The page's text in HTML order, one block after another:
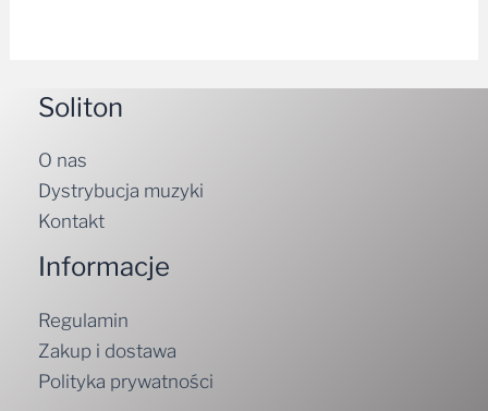
Soliton
O nas
Dystrybucja muzyki
Kontakt
Informacje
Regulamin
Zakup i dostawa
Polityka prywatności